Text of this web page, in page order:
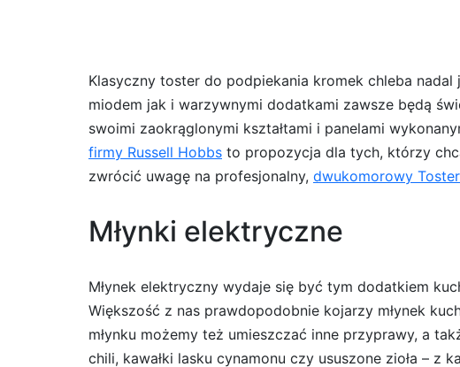
Klasyczny toster do podpiekania kromek chleba
miodem jak i warzywnymi dodatkami zawsze będą
swoimi zaokrąglonymi kształtami i panelami
firmy Russell Hobbs to propozycja dla tych, którzy
zwrócić uwagę na profesjonalny, dwukomorowy
Młynki elektryczne
Młynek elektryczny wydaje się być tym dodatkiem
Większość z nas prawdopodobnie kojarzy młynek
młynku możemy też umieszczać inne przyprawy, a
chili, kawałki lasku cynamonu czy ususzone zioła –